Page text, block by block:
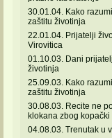
30.01.04. Kako
zaštitu životinja
22.01.04. Prijatelji
Virovitica
01.10.03. Dani
životinja
25.09.03. Kako
zaštitu životinja
30.08.03. Recite ne
klokana zbog kopački
04.08.03. Trenutak u